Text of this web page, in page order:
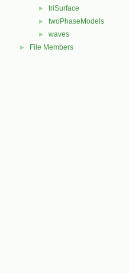
► triSurface
► twoPhaseModels
► waves
► File Members